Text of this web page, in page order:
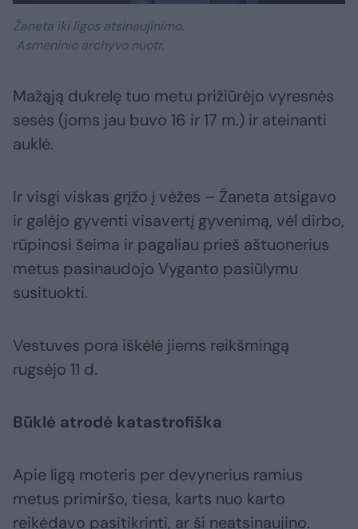
Žaneta iki ligos atsinaujinimo.
Asmeninio archyvo nuotr.
Mažąją dukrelę tuo metu prižiūrėjo vyresnės
sesės (joms jau buvo 16 ir 17 m.) ir ateinanti
auklė.
Ir visgi viskas grįžo į vėžes – Žaneta atsigavo
ir galėjo gyventi visavertį gyvenimą, vėl dirbo,
rūpinosi šeima ir pagaliau prieš aštuonerius
metus pasinaudojo Vyganto pasiūlymu
susituokti.
Vestuves pora iškėlė jiems reikšmingą
rugsėjo 11 d.
Būklė atrodė katastrofiška
Apie ligą moteris per devynerius ramius
metus primiršo, tiesa, karts nuo karto
reikėdavo pasitikrinti, ar ši neatsinaujino.